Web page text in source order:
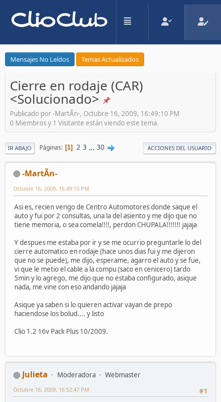
Mensajes No Leídos Temas Actualizados
Cierre en rodaje (CAR)
<Solucionado>
Publicado por -MartÃ­n-, Octubre 16, 2009, 16:49:10 PM
0 Miembros y 1 Visitante están viendo este tema.
IR ABAJO Páginas 1 2 3 ... 30 ACCIONES DEL USUARIO
-MartÃ­n-
Octubre 16, 2009, 16:49:10 PM
Asi es, recien vengo de Centro Automotores donde saque el
auto y fui por 2 consultas, una la del asiento y me dijo que no
tiene memoria, o sea comela!!!!, perdon CHUPALA!!!!!!! jajaja
Y despues me estaba por ir y se me ocurrio preguntarle lo del
cierre automatico en rodaje (hace unos dias fui y me dijeron
que no se puede), me dijo, esperame, agarro el auto y se fue,
vi que le metio el cable a la compu (saco en cenicero) tardo
5min y lo agrego, me dijo que no estaba configurado, asique
nada, me vine con eso andando jajaja
Asique ya saben si lo quieren activar vayan de prepo
haciendose los bolud.... y listo
Clio 1.2 16v Pack Plus 10/2009.
Julieta Moderadora
Webmaster
#1
Octubre 16, 2009, 16:52:47 PM